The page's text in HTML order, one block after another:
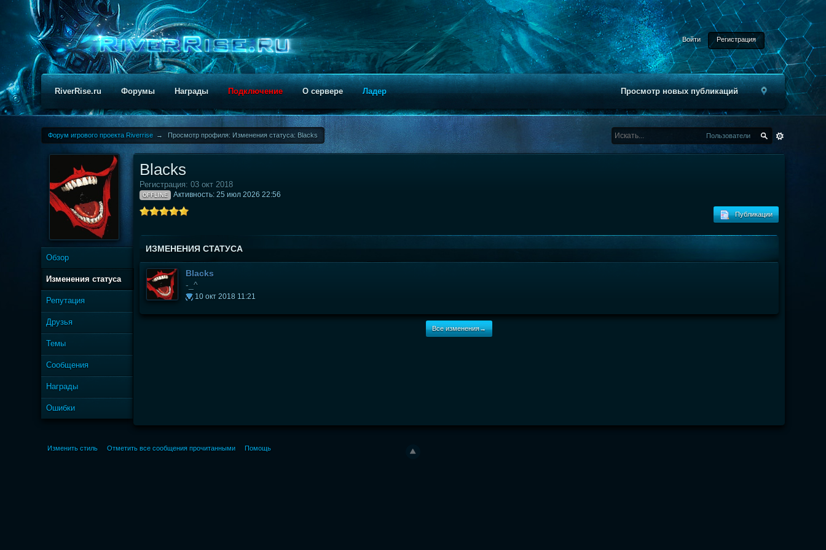
Войти Регистрация
Просмотр новых публикаций
RiverRise.ru Форумы Награды Подключение О сервере Ладер
Форум игрового проекта Riverrise → Просмотр профиля: Изменения статуса: Blacks Пользователи
Обзор
Изменения статуса
Репутация
Друзья
Темы
Сообщения
Награды
Ошибки
Blacks
Регистрация: 03 окт 2018
OFFLINE Активность: 25 июл 2026 22:56
Публикации
ИЗМЕНЕНИЯ СТАТУСА
Blacks
-_^
10 окт 2018 11:21
Все изменения→
Изменить стиль Отметить все сообщения прочитанными Помощь